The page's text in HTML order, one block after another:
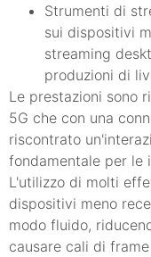
Strumenti di
sui dispositivi
streaming
produzioni di
Le prestazioni sono
5G che con una
riscontrato
fondamentale per le
L'utilizzo di molti
dispositivi meno
modo fluido,
causare cali di